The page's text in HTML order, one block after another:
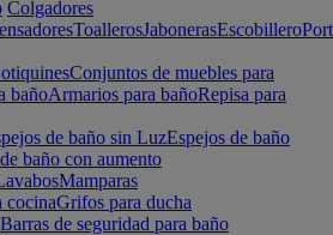
Colgadores
ToallerosJabonerasEscobillero
Conjuntos de muebles para
bañoArmarios para bañoRepisa para
de baño sin LuzEspejos de baño
baño con aumento
Mamparas
cocinaGrifos para ducha
Barras de seguridad para baño